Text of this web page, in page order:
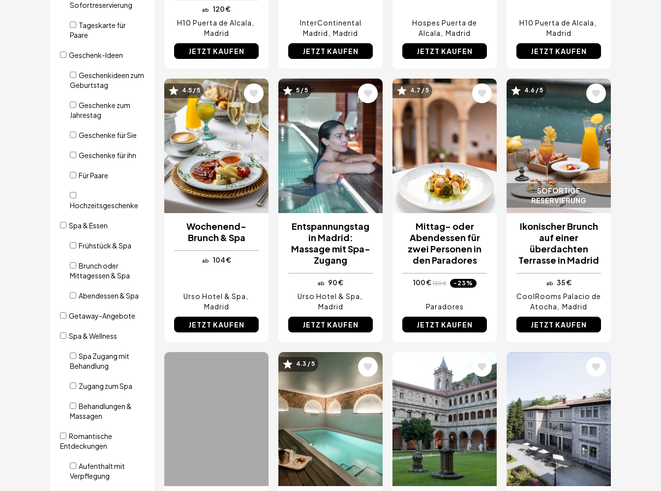
Sofortreservierung
Tageskarte für
Paare
Geschenk-Ideen
Geschenkideen zum
Geburtstag
Geschenke zum
Jahrestag
Geschenke für Sie
Geschenke für ihn
Für Paare
Hochzeitsgeschenke
Spa & Essen
Frühstück & Spa
Brunch oder
Mittagessen & Spa
Abendessen & Spa
Getaway-Angebote
Spa & Wellness
Spa Zugang mit
Behandlung
Zugang zum Spa
Behandlungen &
Massagen
Romantische
Entdeckungen
Aufenthalt mit
Verpflegung
ab
120 €
H10 Puerta de Alcala
Madrid
JETZT KAUFEN
InterContinental
Madrid
Madrid
JETZT KAUFEN
Hospes Puerta de
Alcala
Madrid
JETZT KAUFEN
H10 Puerta de Alcala
Madrid
JETZT KAUFEN
Bild4.5 / 5
Wochenend-
Brunch & Spa
ab 104 €
Urso Hotel & Spa
Madrid
JETZT KAUFEN
Bild5 / 5
Entspannungstag
in Madrid:
Massage mit Spa-
Zugang
ab
90 €
Urso Hotel & Spa
Madrid
JETZT KAUFEN
Bild4.7 / 5
Mittag- oder
Abendessen für
zwei Personen in
den Paradores
100 €130 € -23%
Paradores
JETZT KAUFEN
SOFORTIGE
RESERVIERUNG
Bild4.6 / 5
Ikonischer Brunch
auf einer
überdachten
Terrasse in Madrid
ab
35 €
CoolRooms Palacio de
Atocha
Madrid
JETZT KAUFEN
Bild4.3 / 5